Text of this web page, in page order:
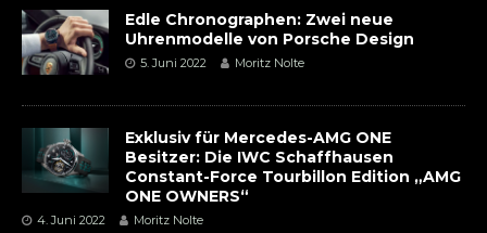
Edle Chronographen: Zwei neue
Uhrenmodelle von Porsche Design
5. Juni 2022 Moritz Nolte
Exklusiv für Mercedes-AMG ONE
Besitzer: Die IWC Schaffhausen
Constant-Force Tourbillon Edition „AMG
ONE OWNERS“
4. Juni 2022 Moritz Nolte